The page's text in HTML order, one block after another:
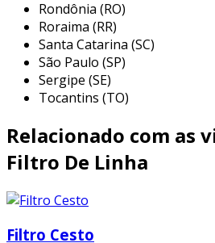
proteção de equipamentos
informática:em escritórios,
amplamente utilizados para
computadores, impressoras
equipamentos contra picos
interferências que podem
no funcionamento.
home theaters:em
para televisores, sistemas de
consoles de videogame,
Rondônia (RO)
Roraima (RR)
Santa Catarina (SC)
São Paulo (SP)
Sergipe (SE)
Tocantins (TO)
Relacionado com as
Filtro De Linha
Filtro Cesto